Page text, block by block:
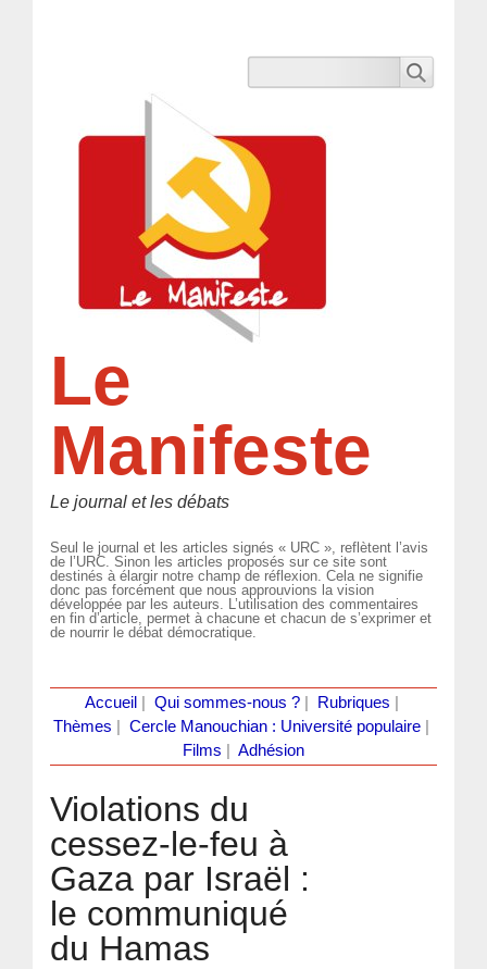
Le
Manifeste
Le journal et les débats
Seul le journal et les articles signés « URC », reflètent l’avis
de l’URC. Sinon les articles proposés sur ce site sont
destinés à élargir notre champ de réflexion. Cela ne signifie
donc pas forcément que nous approuvions la vision
développée par les auteurs. L’utilisation des commentaires
en fin d’article, permet à chacune et chacun de s’exprimer et
de nourrir le débat démocratique.
Accueil Qui sommes-nous ?| Rubriques
Thèmes
Cercle Manouchian : Université populaire
Films
Adhésion
Violations du
cessez-le-feu à
Gaza par Israël :
le communiqué
du Hamas